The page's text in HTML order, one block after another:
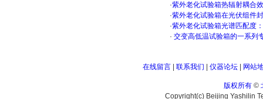
·紫外老化试验箱热辐射耦合
·紫外老化试验箱在光伏组件
·紫外老化试验箱光谱匹配度
· 交变高低温试验箱的一系列
在线留言| 联系我们 仪器论坛| 网站
版权所有©
Copyright(c) Beijing Yashilin